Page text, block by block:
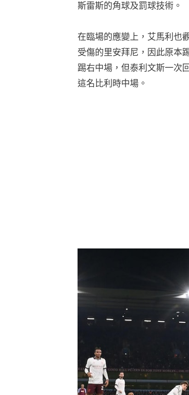
斯雷斯的角球及罰球技術。
在臨場的應變上，艾馬利也
受傷的里安拜尼，因此原本
踢右中場，但泰利文斯一次
這名比利時中場。